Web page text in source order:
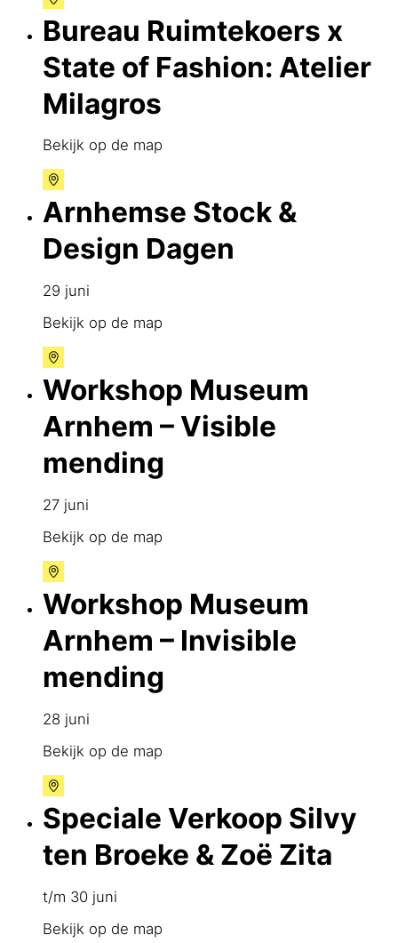
Bureau Ruimtekoers x
State of Fashion: Atelier
Milagros
Bekijk op de map
Arnhemse Stock &
Design Dagen
29 juni
Bekijk op de map
Workshop Museum
Arnhem – Visible
mending
27 juni
Bekijk op de map
Workshop Museum
Arnhem – Invisible
mending
28 juni
Bekijk op de map
Speciale Verkoop Silvy
ten Broeke & Zoë Zita
t/m 30 juni
Bekijk op de map